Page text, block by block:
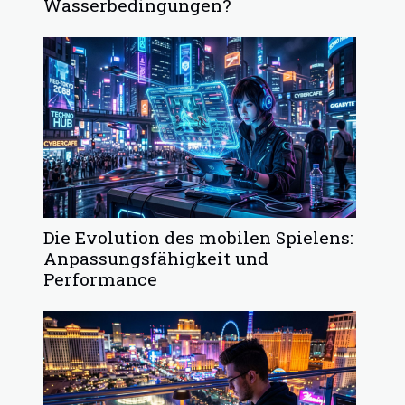
Wasserbedingungen?
Die Evolution des mobilen Spielens:
Anpassungsfähigkeit und
Performance